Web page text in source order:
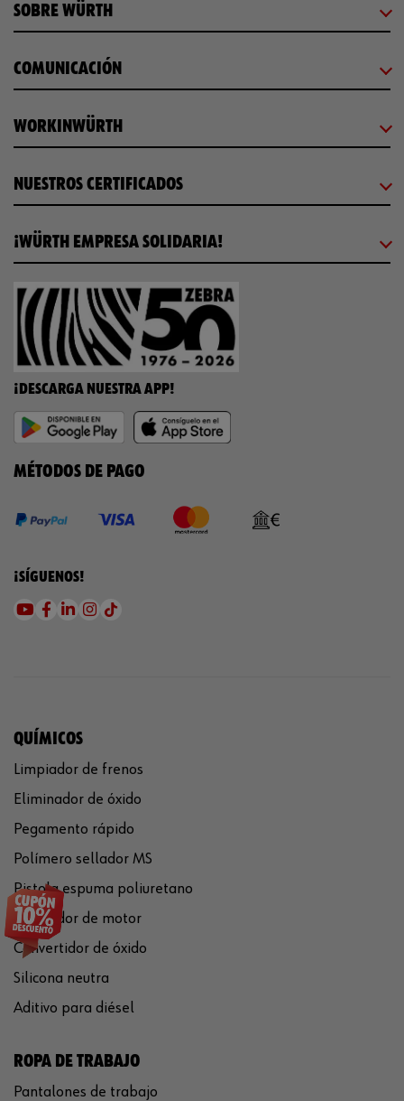
SOBRE WÜRTH
COMUNICACIÓN
WORKINWÜRTH
NUESTROS CERTIFICADOS
¡WÜRTH EMPRESA SOLIDARIA!
¡DESCARGA NUESTRA APP!
MÉTODOS DE PAGO
¡SÍGUENOS!
QUÍMICOS
Limpiador de frenos
Eliminador de óxido
Pegamento rápido
Polímero sellador MS
Pistola espuma poliuretano
Limpiador de motor
Convertidor de óxido
Silicona neutra
Aditivo para diésel
ROPA DE TRABAJO
Pantalones de trabajo